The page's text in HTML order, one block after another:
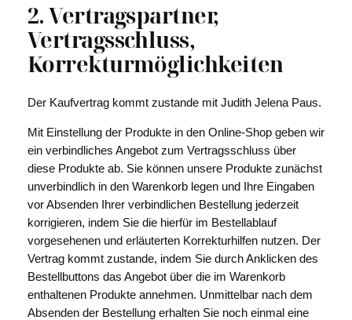
2. Vertragspartner,
Vertragsschluss,
Korrekturmöglichkeiten
Der Kaufvertrag kommt zustande mit Judith Jelena Paus.
Mit Einstellung der Produkte in den Online-Shop geben wir
ein verbindliches Angebot zum Vertragsschluss über
diese Produkte ab. Sie können unsere Produkte zunächst
unverbindlich in den Warenkorb legen und Ihre Eingaben
vor Absenden Ihrer verbindlichen Bestellung jederzeit
korrigieren, indem Sie die hierfür im Bestellablauf
vorgesehenen und erläuterten Korrekturhilfen nutzen. Der
Vertrag kommt zustande, indem Sie durch Anklicken des
Bestellbuttons das Angebot über die im Warenkorb
enthaltenen Produkte annehmen. Unmittelbar nach dem
Absenden der Bestellung erhalten Sie noch einmal eine